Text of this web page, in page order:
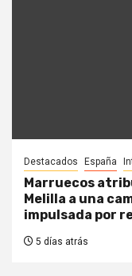
Destacados España
Marruecos
Melilla a una
impulsada por
5 días atrás